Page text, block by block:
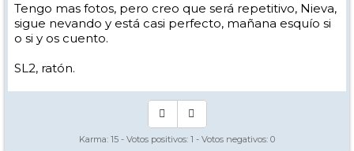
Tengo mas fotos, pero creo que será repetitivo, Nieva,
sigue nevando y está casi perfecto, mañana esquío si
o si y os cuento.
SL2, ratón.
Karma: 15 - Votos positivos: 1 - Votos negativos: 0